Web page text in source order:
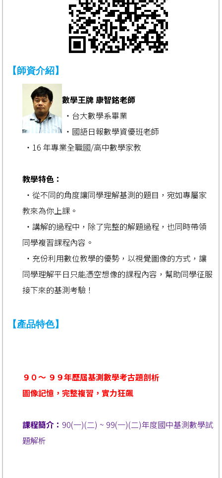
【師資介紹】
數學王牌 康智銘老師
‧台大數學系畢業
‧國語日報數學資優班老師
‧16 年專業全職國/高中數學家教
教學特色：
‧從不同的角度讓同學理解基測的題目，宛如專屬家
教來為你上課。
‧講解的過程中，除了完整的解題過程，也同時帶領
同學複習課程內容。
‧充份利用數位教學的優勢，以視覺圖像的方式，讓
同學理解平日只能憑空想像的課程內容，幫助同學征服
接下來的基測考驗！
【產品特色】
９０～ ９９年歷屆基測數學考古題剖析
圖像記憶，完整複習，實力狂飆
課程簡介： 90(一)(二) ~ 99(一)(二)年度國中基測數學試
題解析